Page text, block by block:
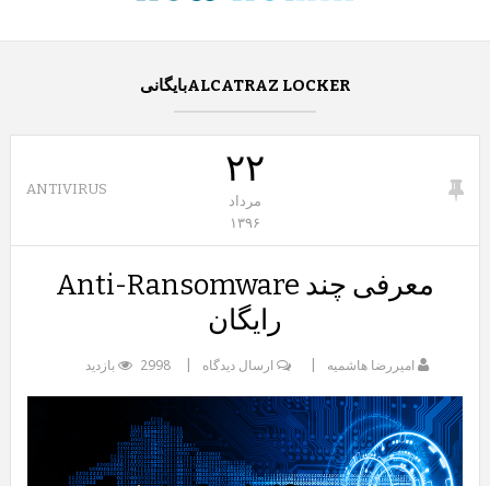
ALCATRAZ LOCKERبایگانی
۲۲
مرداد
۱۳۹۶
ANTIVIRUS
معرفی چند Anti-Ransomware
رایگان
امیررضا هاشمیه ارسال دیدگاه 2998 بازدید